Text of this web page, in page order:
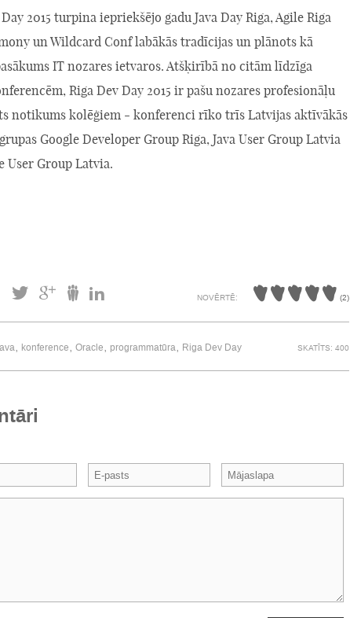
2015 turpina iepriekšējo gadu Java Day Riga, Agile Riga
un Wildcard Conf labākās tradīcijas un plānots kā
IT nozares ietvaros. Atšķirībā no citām līdzīga
Riga Dev Day 2015 ir pašu nozares profesionāļu
notikums kolēģiem - konferenci rīko trīs Latvijas aktīvākās
Google Developer Group Riga, Java User Group Latvia
User Group Latvia.
NOVĒRTĒ: (2)
, konference, Oracle, programmatūra, Riga Dev Day SKATĪTS: 400